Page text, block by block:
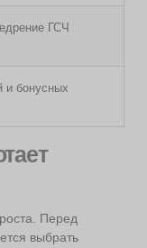
ГСЧ
и бонусных
Перед
выбрать